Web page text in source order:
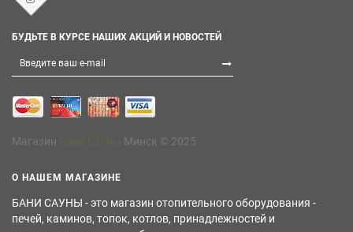
БУДЬТЕ В КУРСЕ НАШИХ АКЦИЙ И НОВОСТЕЙ
Магазин Минск © 2025
О НАШЕМ МАГАЗИНЕ
БАНИ САУНЫ - это магазин отопительного оборудования -
печей, каминов, топок, котлов, принадлежностей и